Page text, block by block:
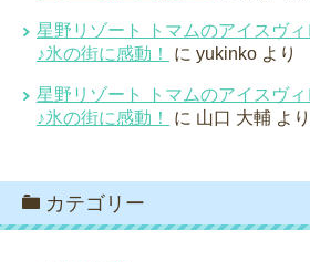
星野リゾート トマムのアイスヴ
♪氷の街に感動！
に yukinko より
星野リゾート トマムのアイスヴ
♪氷の街に感動！
に 山口 大輔 より
カテゴリー